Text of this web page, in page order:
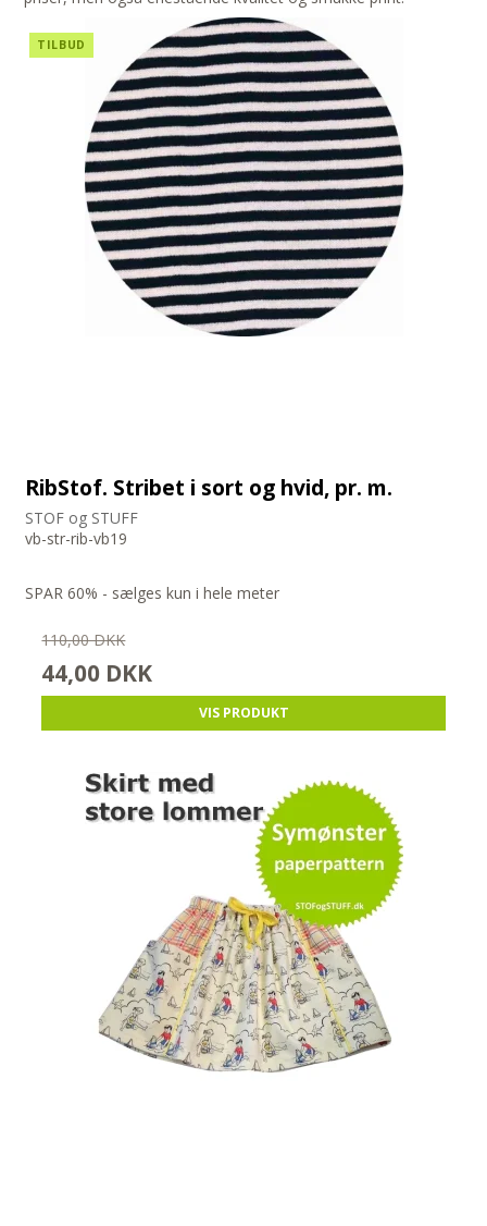
TILBUD
RibStof. Stribet i sort og hvid, pr. m.
STOF og STUFF
vb-str-rib-vb19
SPAR 60% - sælges kun i hele meter
110,00 DKK
44,00 DKK
VIS PRODUKT